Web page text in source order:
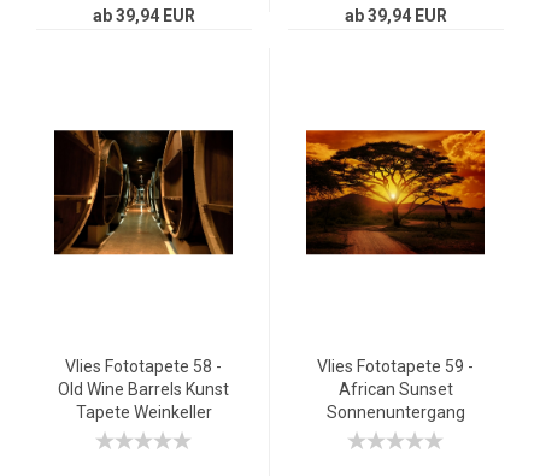
ab 39,94 EUR ab 39,94 EUR
Vlies Fototapete 58 -
Old Wine Barrels Kunst
Tapete Weinkeller
Weinfässer
Vlies Fototapete 59 -
African Sunset
Sonnenuntergang
Tapete